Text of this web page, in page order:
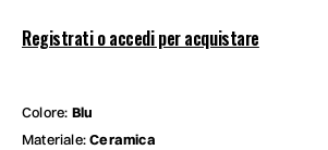
Registrati o accedi per acquistare
Colore: Blu
Materiale:Ceramica